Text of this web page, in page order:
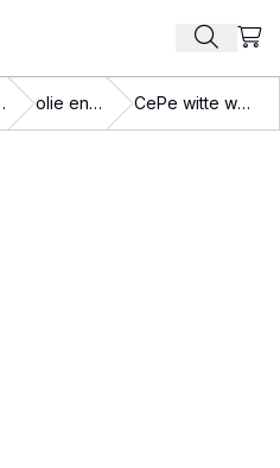
Zoek
olie en was CePe witte wasolie